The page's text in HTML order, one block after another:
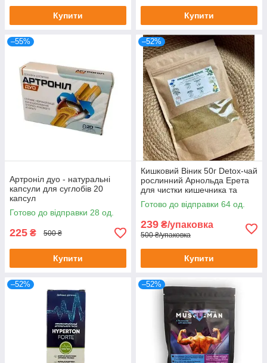
Купити Купити
–55%
Артроніл дуо - натуральні
капсули для суглобів 20
капсул
Готово до відправки 28 од.
225 ₴ 500 ₴
Купити
–52%
Кишковий Віник 50г Detox-чай
рослинний Арнольда Ерета
для чистки кишечника та
організму 50 г
Готово до відправки 64 од.
239 ₴/упаковка
500 ₴/упаковка
Купити
–52% –52%